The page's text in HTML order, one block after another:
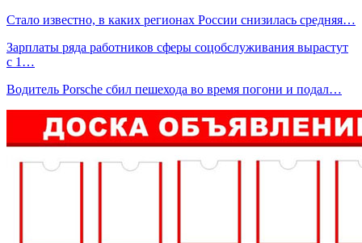
Стало известно, в каких регионах России снизилась средняя…
Зарплаты ряда работников сферы соцобслуживания вырастут
с 1…
Водитель Porsche сбил пешехода во время погони и подал…